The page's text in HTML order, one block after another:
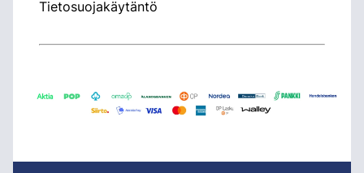
Tietosuojakäytäntö